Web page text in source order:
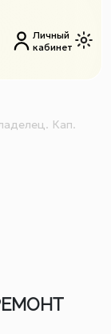
Личный
кабинет
Кап.